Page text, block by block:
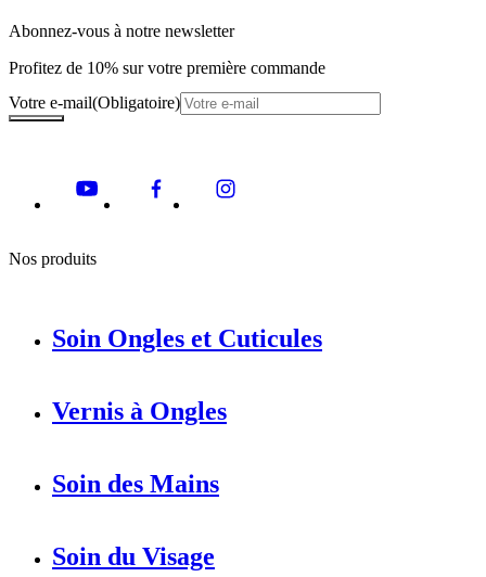
Abonnez-vous à notre newsletter
Profitez de 10% sur votre première commande
Votre e-mail(Obligatoire)
Nos produits
Soin Ongles et Cuticules
Vernis à Ongles
Soin des Mains
Soin du Visage